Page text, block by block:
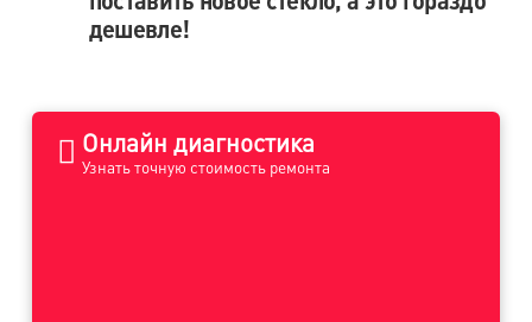
дешевле!
Онлайн диагностика
Узнать точную стоимость ремонта